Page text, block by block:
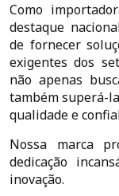
Como
destaque
de fornecer
exigentes dos
não apenas
também superá-
qualidade e
Nossa marca
dedicação
inovação.